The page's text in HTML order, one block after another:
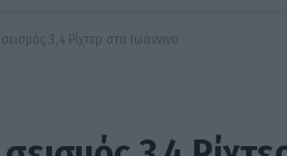
σεισμός 3,4 Ρίχτερ στα Ιωάννινα